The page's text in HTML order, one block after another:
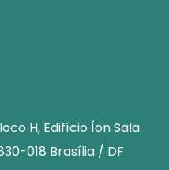
H, Edifício Íon Sala
018 Brasília / DF